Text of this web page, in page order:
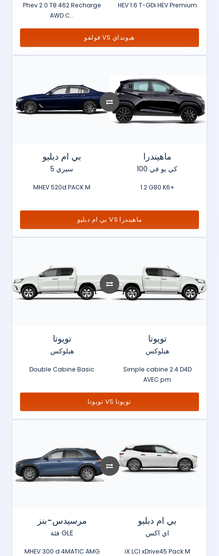
Phev 2.0 T8 462 Recharge
AWD C...
HEV 1.6 T-GDi HEV Premium
فولفو VS هيونداي
بي ام دبليو
سيري 5
MHEV 520d PACK M
ماهيندرا
كي يو في 100
1.2 G80 K6+
بي ام دبليو VS ماهيندرا
تويوتا
هيلوكس
Double Cabine Basic
تويوتا
هيلوكس
Simple cabine 2.4 D4D
AVEC pm
تويوتا VS تويوتا
مرسيدس-بنز
فئة GLE
MHEV 300 d 4MATIC AMG
بي ام دبليو
اي اكس
iX LCI xDrive45 Pack M